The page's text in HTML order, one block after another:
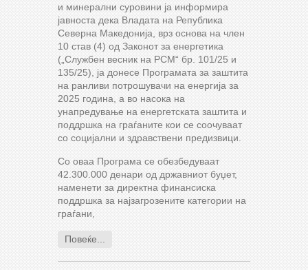
и минерални суровини ја информира
јавноста дека Владата на Република
Северна Македонија, врз основа на член
10 став (4) од Законот за енергетика
(„Службен весник на РСМ“ бр. 101/25 и
135/25), ја донесе Програмата за заштита
на ранливи потрошувачи на енергија за
2025 година, a во насока на
унапредување на енергетската заштита и
поддршка на граѓаните кои се соочуваат
со социјални и здравствени предизвици.
Со оваа Програма се обезбедуваат
42.300.000 денари од државниот буџет,
наменети за директна финансиска
поддршка за најзагрозените категории на
граѓани,
Повеќе...